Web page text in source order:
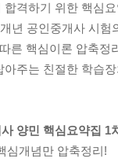
합격하기 위한 핵심
년 공인중개사 시험
른 핵심이론 압축
아주는 친절한 학습
양민 핵심요약집
심개념만 압축정리!